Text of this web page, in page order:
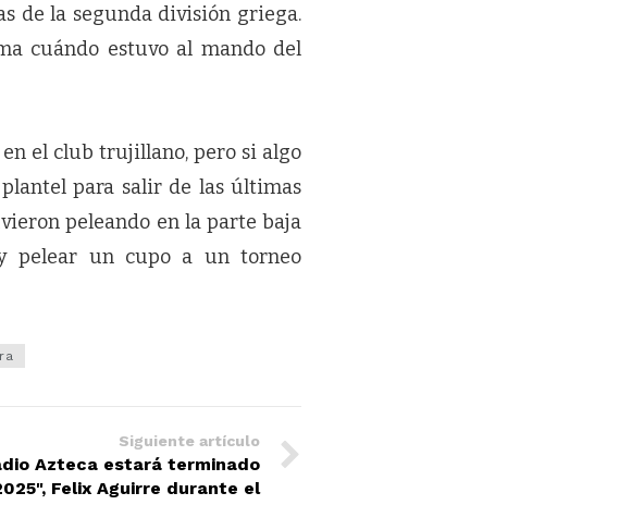
de la segunda división griega.
cuándo estuvo al mando del
el club trujillano, pero si algo
para salir de las últimas
peleando en la parte baja
pelear un cupo a un torneo
Siguiente artículo
Azteca estará terminado
Felix Aguirre durante el